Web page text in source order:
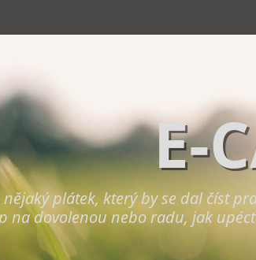
E-
plátek, který by se dal číst
na dovolenou nebo radu, jak